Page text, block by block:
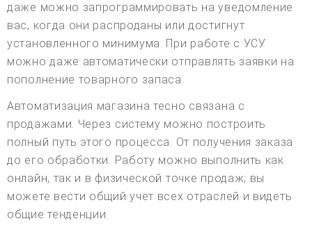
даже можно запрограммировать на уведомление
вас, когда они распроданы или достигнут
установленного минимума. При работе с УСУ
можно даже автоматически отправлять заявки на
пополнение товарного запаса.
Автоматизация магазина тесно связана с
продажами. Через систему можно построить
полный путь этого процесса. От получения заказа
до его обработки. Работу можно выполнить как
онлайн, так и в физической точке продаж; вы
можете вести общий учет всех отраслей и видеть
общие тенденции.